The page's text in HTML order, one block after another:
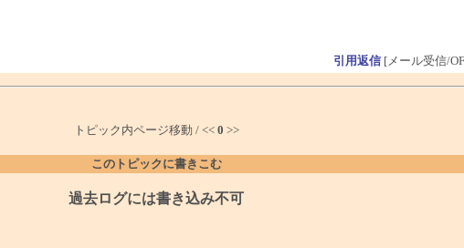
引用返信[メール受信/
トピック内ページ移動 / << 0 >>
このトピックに書きこむ
過去ログには書き込み不可